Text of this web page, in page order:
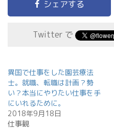
シェアする
Twitter で
異国で仕事をした園芸療法
士。就職、転職は計画？勢
い？本当にやりたい仕事を手
にいれるために。
2018年9月18日
仕事観